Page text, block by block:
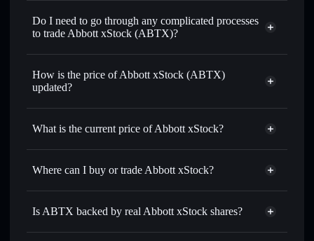
Do I need to go through any complicated processes
to trade Abbott xStock (ABTX)?
How is the price of Abbott xStock (ABTX)
updated?
Abbott xStock
What is the current price of Abbott xStock?
Abbott xStock
$107.810
Where can I buy or trade Abbott xStock?
Is ABTX backed by real Abbott xStock shares?